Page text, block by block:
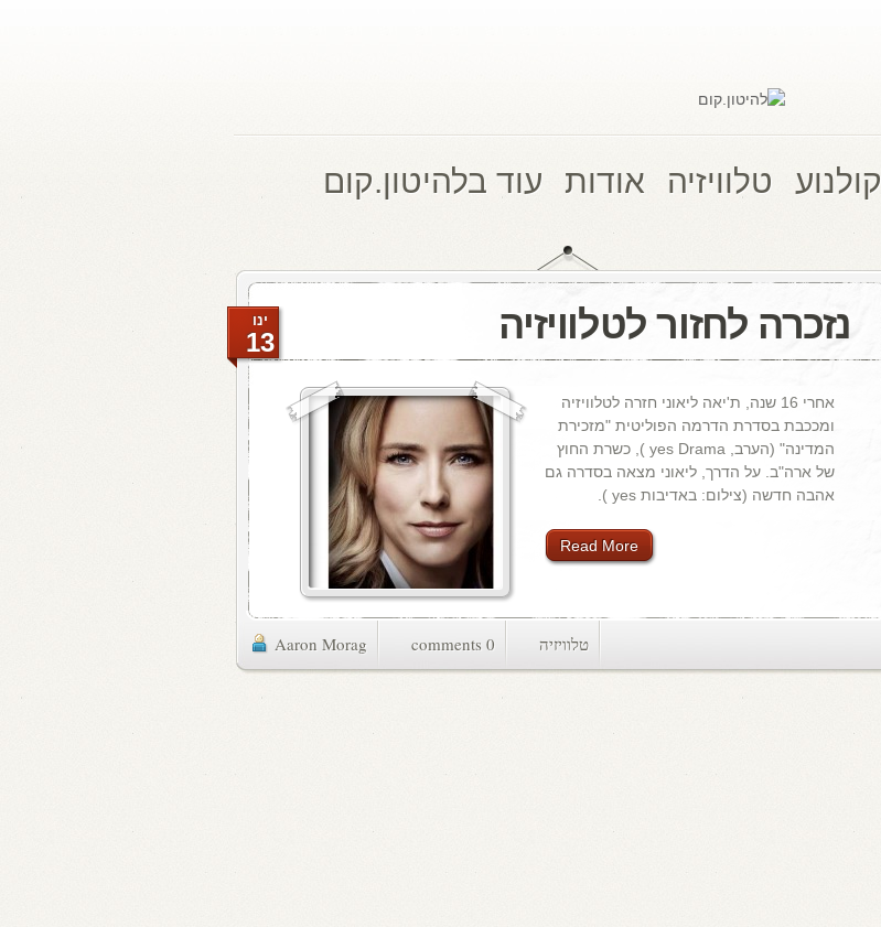
קולנוע טלוויזיה אודות עוד בלהיטון.קום
נזכרה לחזור לטלוויזיה ינו
13
אחרי 16 שנה, ת'יאה ליאוני חזרה לטלוויזיה
ומככבת בסדרת הדרמה הפוליטית "מזכירת
המדינה" (הערב, yes Drama ), כשרת החוץ
של ארה"ב. על הדרך, ליאוני מצאה בסדרה גם
אהבה חדשה (צילום: באדיבות yes ).
Read More
Aaron Morag 0 comments טלוויזיה